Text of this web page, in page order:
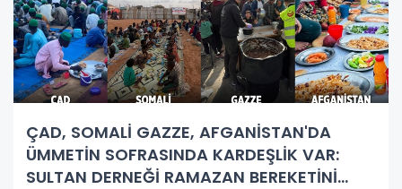
ÇAD, SOMALİ GAZZE, AFGANİSTAN'DA
ÜMMETİN SOFRASINDA KARDEŞLİK VAR:
SULTAN DERNEĞİ RAMAZAN BEREKETİNİ